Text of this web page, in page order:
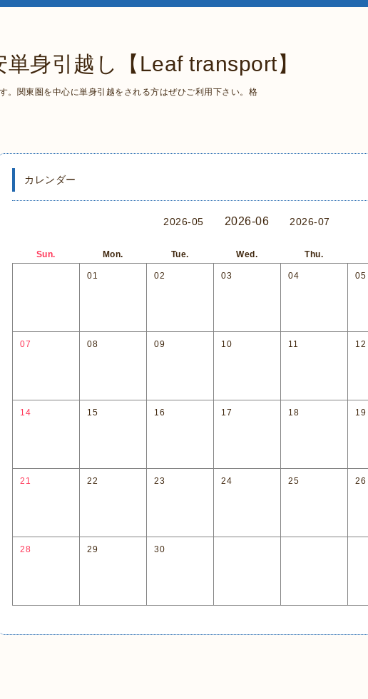
身引越し【Leaf transport】
。関東圏を中心に単身引越をされる方はぜひご利用下さい。格
カレンダー
2026-05 2026-06 2026-07
Sun. Mon. Tue. Wed. Thu.
01 02 03 04 05
07 08 09 10 11 12
14 15 16 17 18 19
21 22 23 24 25 26
28 29 30